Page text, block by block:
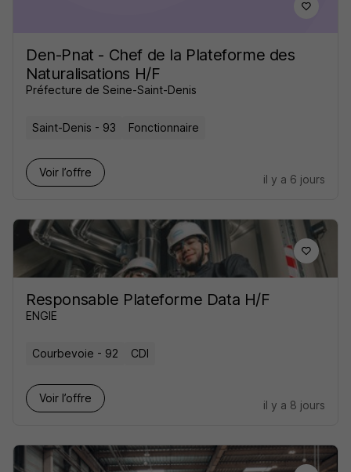
Den-Pnat - Chef de la Plateforme des
Naturalisations H/F
Préfecture de Seine-Saint-Denis
Saint-Denis - 93 Fonctionnaire
Voir l’offre
il y a 6 jours
Responsable Plateforme Data H/F
ENGIE
Courbevoie - 92 CDI
Voir l’offre
il y a 8 jours